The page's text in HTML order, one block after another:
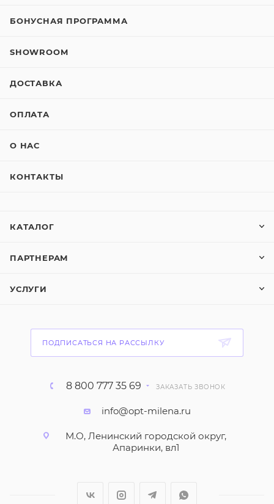
БОНУСНАЯ ПРОГРАММА
SHOWROOM
ДОСТАВКА
ОПЛАТА
О НАС
КОНТАКТЫ
КАТАЛОГ
ПАРТНЕРАМ
УСЛУГИ
ПОДПИСАТЬСЯ НА РАССЫЛКУ
8 800 777 35 69 ЗАКАЗАТЬ ЗВОНОК
info@opt-milena.ru
М.О, Ленинский городской округ,
Апаринки, вл1